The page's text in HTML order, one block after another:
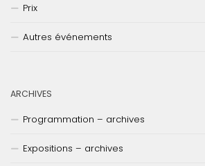
Prix
Autres événements
ARCHIVES
Programmation – archives
Expositions – archives